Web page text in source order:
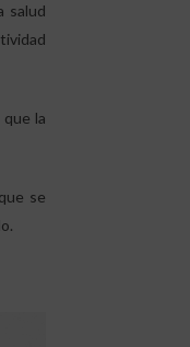
salud
la
se